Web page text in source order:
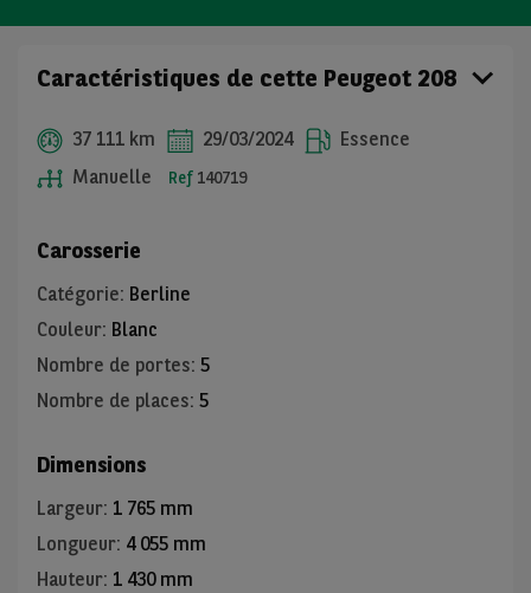
Caractéristiques de cette Peugeot 208
37 111 km 29/03/2024
Essence
Manuelle
Ref 140719
Carosserie
Catégorie: Berline
Couleur: Blanc
Nombre de portes: 5
Nombre de places: 5
Dimensions
Largeur: 1 765 mm
Longueur: 4 055 mm
Hauteur: 1 430 mm